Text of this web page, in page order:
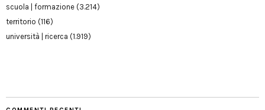
scuola | formazione (3.214)
territorio (116)
università | ricerca (1.919)